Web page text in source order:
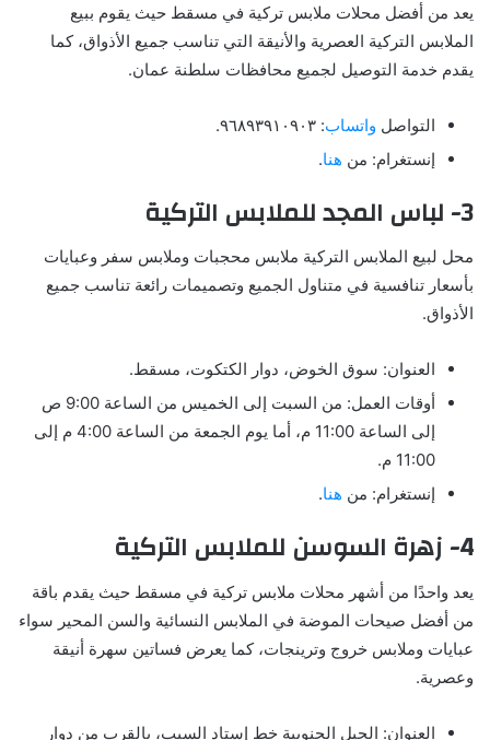
يعد من أفضل محلات ملابس تركية في مسقط حيث يقوم ببيع
الملابس التركية العصرية والأنيقة التي تناسب جميع الأذواق، كما
يقدم خدمة التوصيل لجميع محافظات سلطنة عمان.
التواصل واتساب: ٩٦٨٩٣٩١٠٩٠٣.
إنستغرام: من هنا.
3- لباس المجد للملابس التركية
محل لبيع الملابس التركية ملابس محجبات وملابس سفر وعبايات
بأسعار تنافسية في متناول الجميع وتصميمات رائعة تناسب جميع
الأذواق.
العنوان: سوق الخوض، دوار الكتكوت، مسقط.
أوقات العمل: من السبت إلى الخميس من الساعة 9:00 ص
إلى الساعة 11:00 م، أما يوم الجمعة من الساعة 4:00 م إلى
11:00 م.
إنستغرام: من هنا.
4- زهرة السوسن للملابس التركية
يعد واحدًا من أشهر محلات ملابس تركية في مسقط حيث يقدم باقة
من أفضل صيحات الموضة في الملابس النسائية والسن المحير سواء
عبايات وملابس خروج وترينجات، كما يعرض فساتين سهرة أنيقة
وعصرية.
العنوان: الحيل الجنوبية خط إستاد السيب، بالقرب من دوار